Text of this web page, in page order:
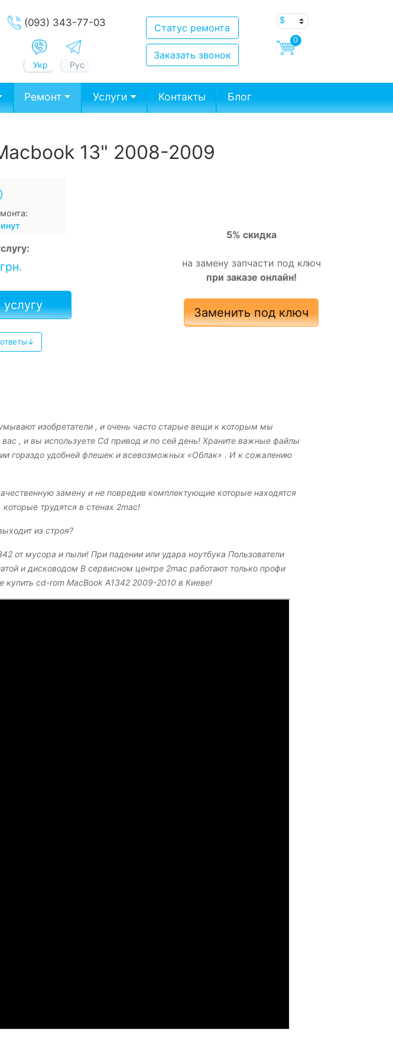
(093) 343-77-03
Укр Рус
Статус ремонта
Заказать звонок
0
Ремонт Услуги Контакты Блог
13" 2008-2009
грн.
услугу
5% скидка
на замену запчасти под ключ
при заказе онлайн!
Заменить под ключ
изобретатели , и очень часто старые вещи к которым мы
, и вы используете Cd привод и по сей день! Храните важные файлы
гораздо удобней флешек и всевозможных «Облак» . И к сожалению
замену и не повредив комплектующие которые находятся
трудятся в стенах 2mac!
из строя?
от мусора и пыли! При падении или удара ноутбука Пользователи
и дисководом В сервисном центре 2mac работают только профи
cd-rom MacBook A1342 2009-2010 в Киеве!